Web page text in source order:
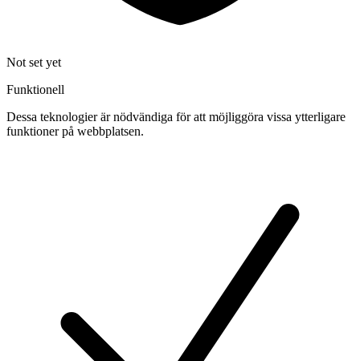
Not set yet
Funktionell
Dessa teknologier är nödvändiga för att möjliggöra vissa ytterligare
funktioner på webbplatsen.